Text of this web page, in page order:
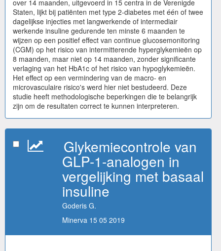
over 14 maanden, uitgevoerd in 15 centra in de Verenigde
Staten, lijkt bij patiënten met type 2-diabetes met één of twee
dagelijkse injecties met langwerkende of intermediair
werkende insuline gedurende ten minste 6 maanden te
wijzen op een positief effect van continue glucosemonitoring
(CGM) op het risico van intermitterende hyperglykemieën op
8 maanden, maar niet op 14 maanden, zonder significante
verlaging van het HbA1c of het risico van hypoglykemieën.
Het effect op een vermindering van de macro- en
microvasculaire risico's werd hier niet bestudeerd. Deze
studie heeft methodologische beperkingen die te belangrijk
zijn om de resultaten correct te kunnen interpreteren.
Glykemiecontrole van
GLP-1-analogen in
vergelijking met basaal
insuline
Goderis G.
Minerva 15 05 2019